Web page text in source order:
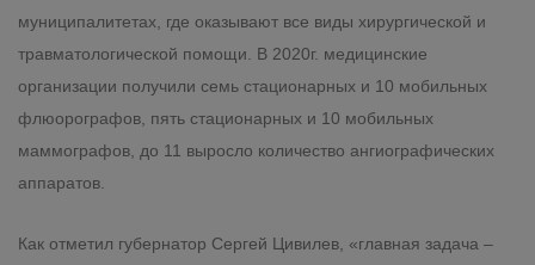
муниципалитетах, где оказывают все виды хирургической и
травматологической помощи. В 2020г. медицинские
организации получили семь стационарных и 10 мобильных
флюорографов, пять стационарных и 10 мобильных
маммографов, до 11 выросло количество ангиографических
аппаратов.
Как отметил губернатор Сергей Цивилев, «главная задача –